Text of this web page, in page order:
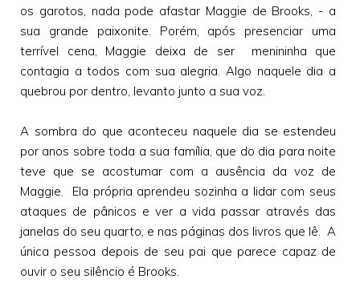
os garotos, nada pode afastar Maggie de Brooks, - a
sua grande paixonite. Porém, após presenciar uma
terrível cena, Maggie deixa de ser menininha que
contagia a todos com sua alegria. Algo naquele dia a
quebrou por dentro, levanto junto a sua voz.
A sombra do que aconteceu naquele dia se estendeu
por anos sobre toda a sua família, que do dia para noite
teve que se acostumar com a ausência da voz de
Maggie. Ela própria aprendeu sozinha a lidar com seus
ataques de pânicos e ver a vida passar através das
janelas do seu quarto, e nas páginas dos livros que lê. A
única pessoa depois de seu pai que parece capaz de
ouvir o seu silêncio é Brooks.